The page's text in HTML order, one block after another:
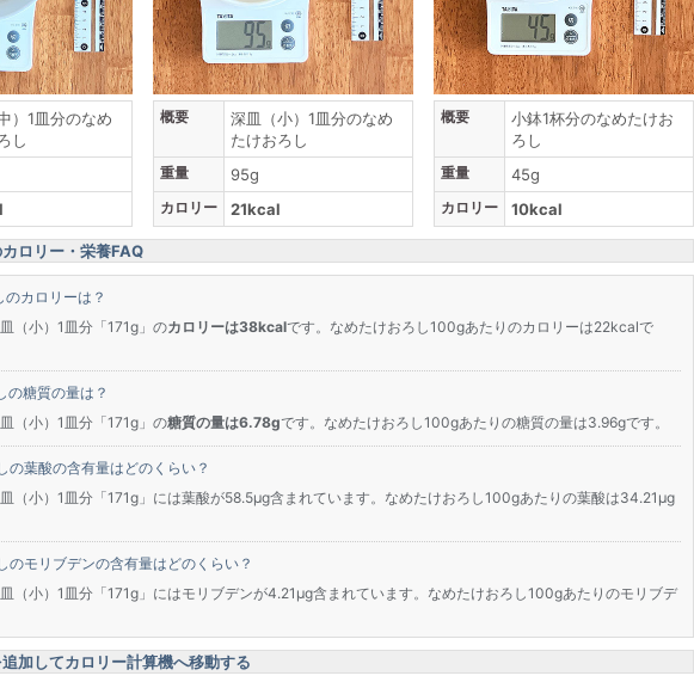
）1皿分のなめ
し
概要
深皿（小）1皿分のなめ
たけおろし
重量 95g
カロリー 21kcal
概要
小鉢1杯分のなめたけお
ろし
重量 45g
カロリー 10kcal
ロリー・栄養FAQ
カロリーは？
（小）1皿分「171g」のカロリーは38kcalです。なめたけおろし100gあたりのカロリーは22kcalで
の糖質の量は？
（小）1皿分「171g」の糖質の量は6.78gです。なめたけおろし100gあたりの糖質の量は3.96gです。
の葉酸の含有量はどのくらい？
（小）1皿分「171g」には葉酸が58.5μg含まれています。なめたけおろし100gあたりの葉酸は34.21μg
のモリブデンの含有量はどのくらい？
（小）1皿分「171g」にはモリブデンが4.21μg含まれています。なめたけおろし100gあたりのモリブデ
加してカロリー計算機へ移動する